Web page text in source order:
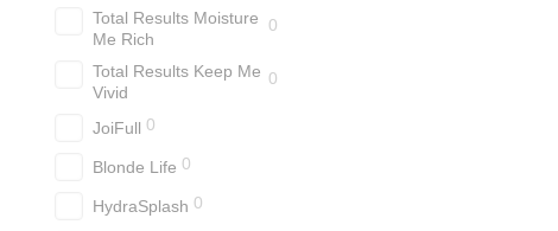
Total Results Moisture
Me Rich
0
Total Results Keep Me
Vivid
0
JoiFull 0
Blonde Life 0
HydraSplash 0